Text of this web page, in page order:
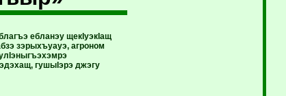
ебланэу щекIуэкIащ
зэрыхъуауэ, агроном
гушыIэрэ джэгу